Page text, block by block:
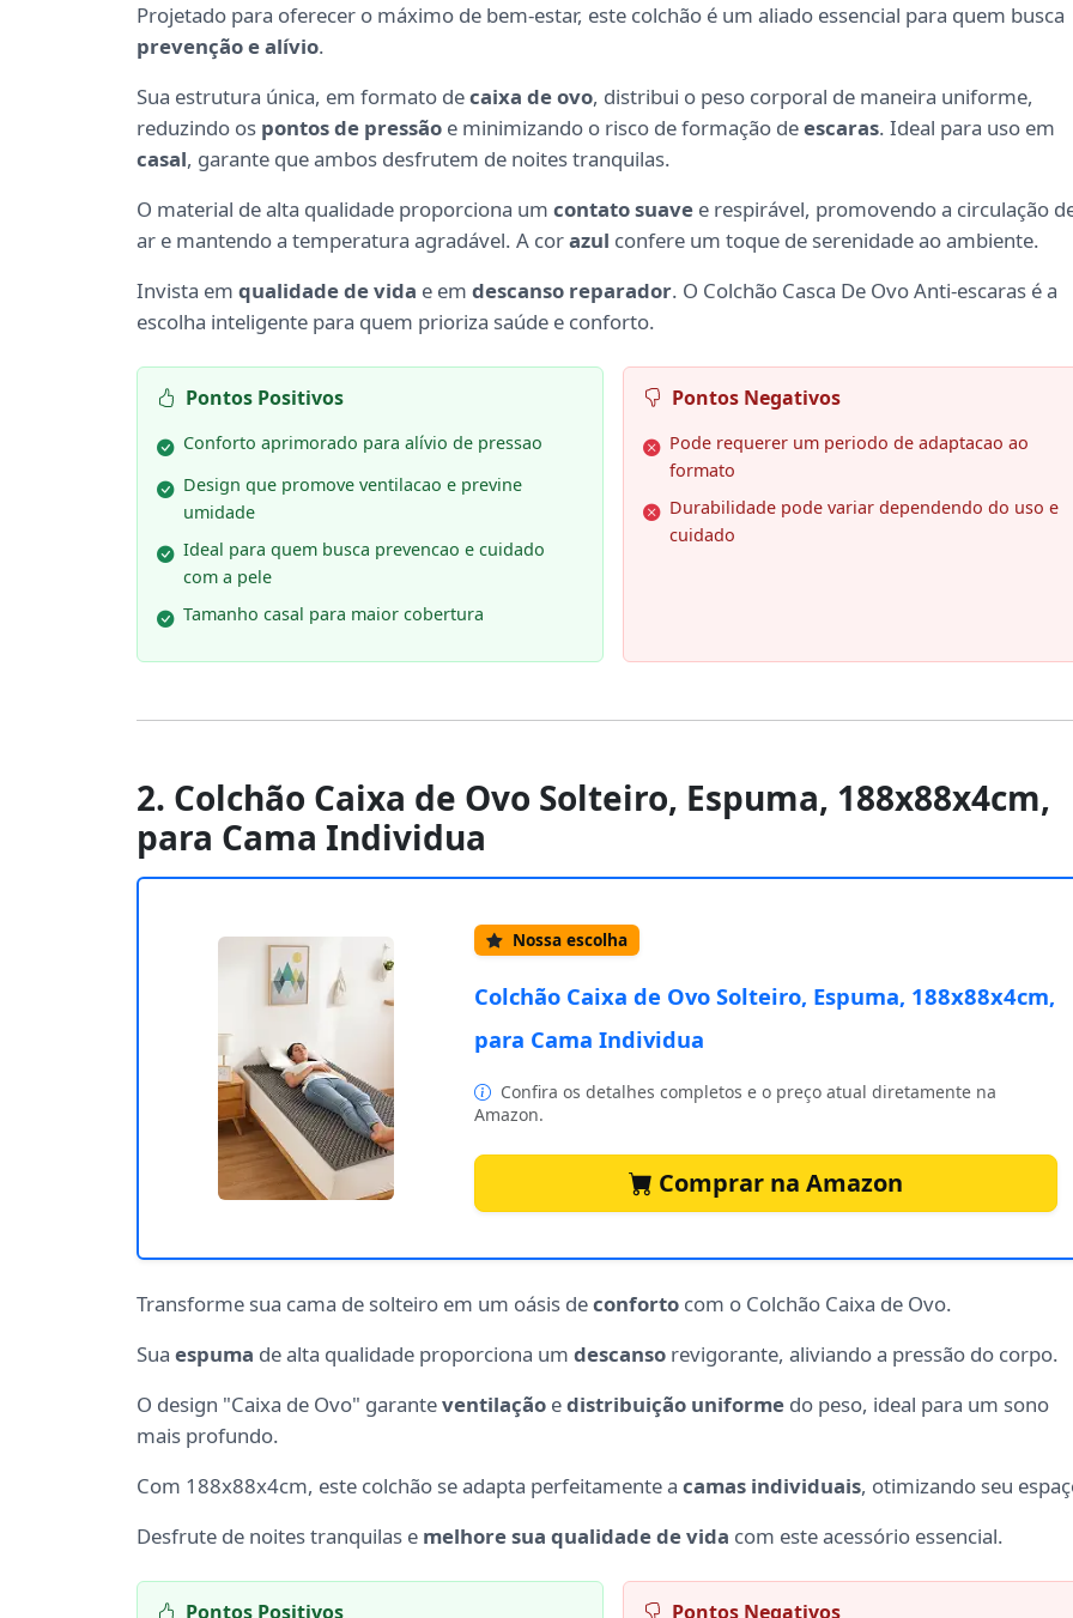
Projetado para oferecer o máximo de bem-estar, este colchão é um aliado essencial para quem busca
prevenção e alívio.
Sua estrutura única, em formato decaixa de ovo, distribui o peso corporal de maneira uniforme,
reduzindo os pontos de pressão e minimizando o risco de formação deescaras. Ideal para uso em
casal, garante que ambos desfrutem de noites tranquilas.
O material de alta qualidade proporciona um contato suave e respirável, promovendo a circulação
ar e mantendo a temperatura agradável. A corazul confere um toque de serenidade ao ambiente.
Invista em qualidade de vida e em descanso reparador. O Colchão Casca De Ovo Anti-escaras é a
escolha inteligente para quem prioriza saúde e conforto.
Pontos Positivos
Conforto aprimorado para alívio de pressao
Design que promove ventilacao e previne
umidade
Ideal para quem busca prevencao e cuidado
com a pele
Tamanho casal para maior cobertura
Pontos Negativos
Pode requerer um periodo de adaptacao ao
formato
Durabilidade pode variar dependendo do uso e
cuidado
2. Colchão Caixa de Ovo Solteiro, Espuma, 188x88x4cm,
para Cama Individua
Nossa escolha
Colchão Caixa de Ovo Solteiro, Espuma, 188x88x4cm,
para Cama Individua
Confira os detalhes completos e o preço atual diretamente na
Amazon.
Comprar na Amazon
Transforme sua cama de solteiro em um oásis deconforto com o Colchão Caixa de Ovo.
Sua espuma de alta qualidade proporciona um descanso revigorante, aliviando a pressão do corpo.
O design "Caixa de Ovo" garanteventilação edistribuição uniforme do peso, ideal para um sono
mais profundo.
Com 188x88x4cm, este colchão se adapta perfeitamente a camas individuais, otimizando seu
Desfrute de noites tranquilas e melhore sua qualidade de vida com este acessório essencial.
Pontos Positivos Pontos Negativos